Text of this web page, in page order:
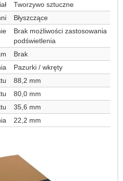
Tworzywo sztuczne
Błyszczące
Brak możliwości zastosowania
podświetlenia
Brak
Pazurki / wkręty
88,2 mm
80,0 mm
35,6 mm
22,2 mm